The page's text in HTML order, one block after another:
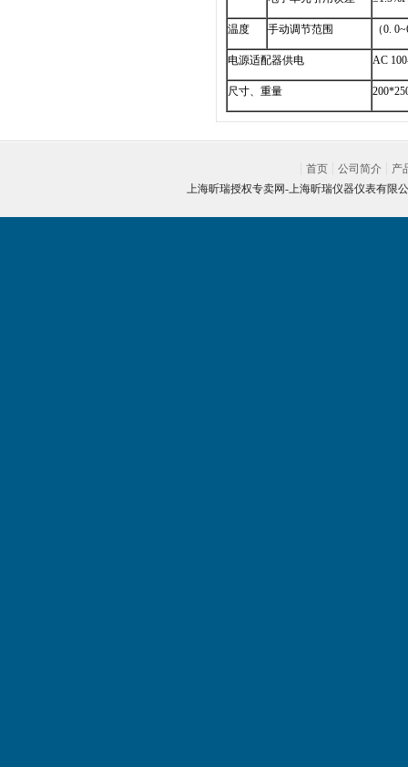
温度 手动调节范围 （0.
电源适配器供电 AC
尺寸、重量
首页 公司简介
产
上海昕瑞授权专卖网-上海昕瑞仪器仪表有限